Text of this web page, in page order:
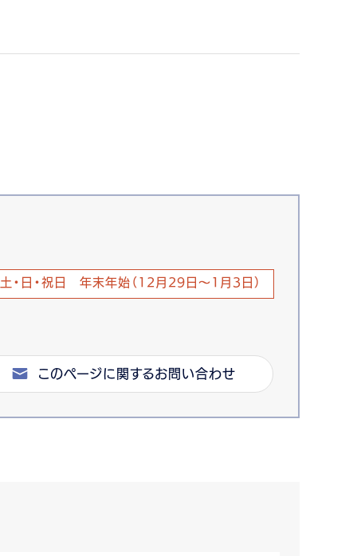
土・日・祝日 年末年始（12月29日～1月3日）
このページに関するお問い合わせ